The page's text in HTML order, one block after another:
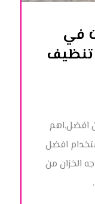
في
|0545307678| تنظيف
افضل,اهم
افضل
الخزان من